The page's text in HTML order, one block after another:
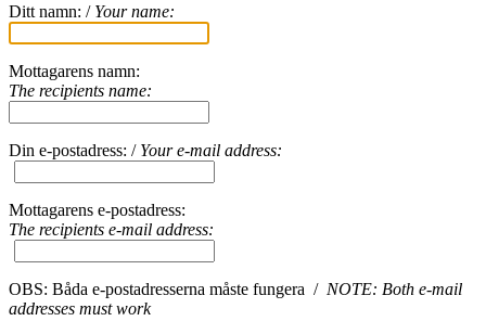
Ditt namn: / Your name:
Mottagarens namn:
The recipients name:
Din e-postadress: / Your e-mail address:
Mottagarens e-postadress:
The recipients e-mail address:
OBS: Båda e-postadresserna måste fungera / NOTE: Both e-mail
addresses must work